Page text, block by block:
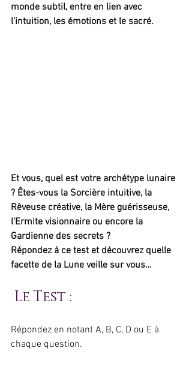
monde subtil, entre en lien avec
l’intuition, les émotions et le sacré.
Et vous, quel est votre archétype lunaire
? Êtes-vous la Sorcière intuitive, la
Rêveuse créative, la Mère guérisseuse,
l’Ermite visionnaire ou encore la
Gardienne des secrets ?
Répondez à ce test et découvrez quelle
facette de la Lune veille sur vous…
Le Test :
Répondez en notant A, B, C, D ou E à
chaque question.